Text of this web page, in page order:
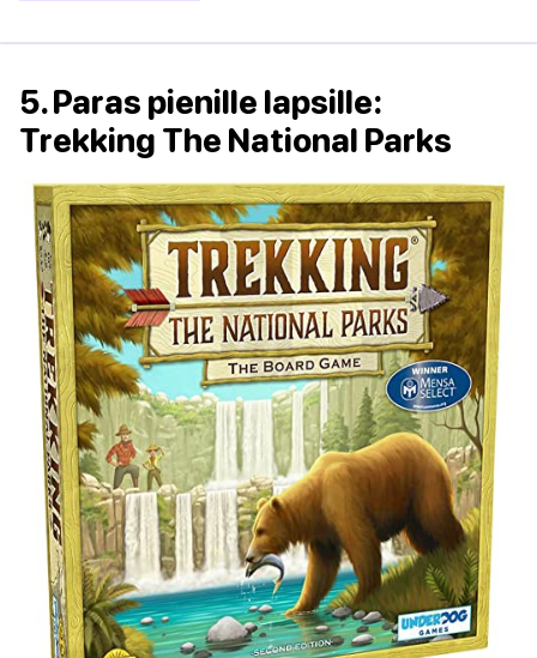
5. Paras pienille lapsille:
Trekking The National Parks